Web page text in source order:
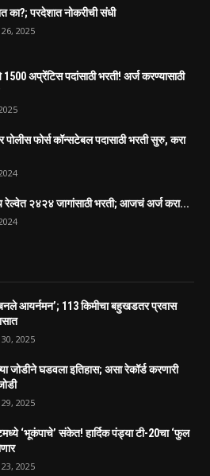
का?; परदेशात नोकरीची संधी
2025
अप्रेंटिस पदांसाठी भरती! अर्ज करण्यासाठी
पोलीस फोर्स कॉन्सटेबल पदासाठी भरती सुरु, करा
रेल्वेत २४२४ जागांसाठी भरती; आजचं अर्ज करा...
बनले आयर्नमन’; 113 किमीचा बहुखडतर प्रवास
2025
जोडीने घडवला इतिहास; असा रेकॉर्ड करणारी
2025
‘भूकंपाचे’ संकेत! हार्दिक पंड्या टी-20चा ‘फुल
2025